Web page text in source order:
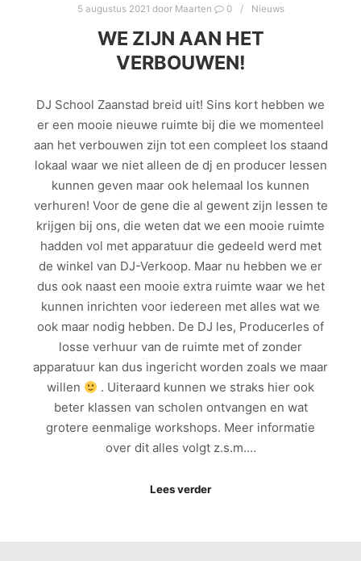
5 augustus 2021 door Maarten 0 Nieuws
WE ZIJN AAN HET
VERBOUWEN!
DJ School Zaanstad breid uit! Sins kort hebben we
er een mooie nieuwe ruimte bij die we momenteel
aan het verbouwen zijn tot een compleet los staand
lokaal waar we niet alleen de dj en producer lessen
kunnen geven maar ook helemaal los kunnen
verhuren! Voor de gene die al gewent zijn lessen te
krijgen bij ons, die weten dat we een mooie ruimte
hadden vol met apparatuur die gedeeld werd met
de winkel van DJ-Verkoop. Maar nu hebben we er
dus ook naast een mooie extra ruimte waar we het
kunnen inrichten voor iedereen met alles wat we
ook maar nodig hebben. De DJ les, Producerles of
losse verhuur van de ruimte met of zonder
apparatuur kan dus ingericht worden zoals we maar
willen
. Uiteraard kunnen we straks hier ook
beter klassen van scholen ontvangen en wat
grotere eenmalige workshops. Meer informatie
over dit alles volgt z.s.m.…
Lees verder